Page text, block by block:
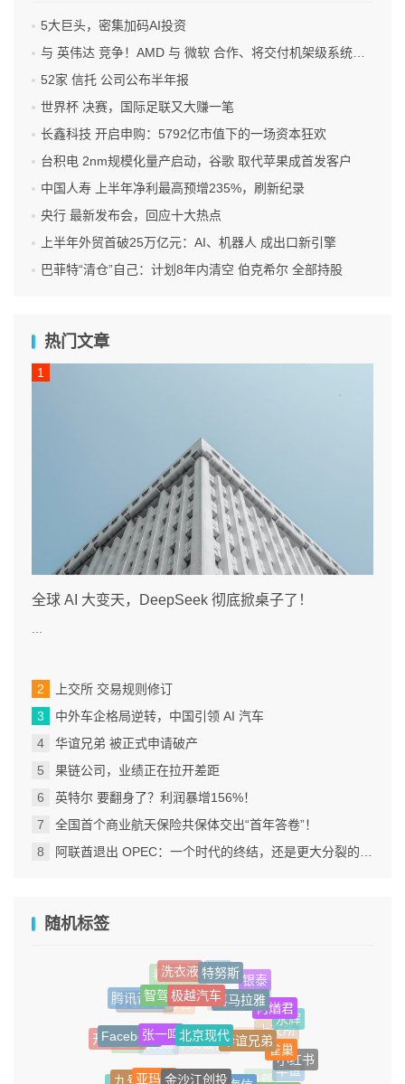
5大巨头，密集加码AI投资
与 英伟达 竞争！AMD 与 微软 合作、将交付机架级系统Helios
52家 信托 公司公布半年报
世界杯 决赛，国际足联又大赚一笔
长鑫科技 开启申购：5792亿市值下的一场资本狂欢
台积电 2nm规模化量产启动，谷歌 取代苹果成首发客户
中国人寿 上半年净利最高预增235%，刷新纪录
央行 最新发布会，回应十大热点
上半年外贸首破25万亿元：AI、机器人 成出口新引擎
巴菲特“清仓”自己：计划8年内清空 伯克希尔 全部持股
热门文章
全球 AI 大变天，DeepSeek 彻底掀桌子了！
上交所 交易规则修订
中外车企格局逆转，中国引领 AI 汽车
华谊兄弟 被正式申请破产
果链公司，业绩正在拉开差距
英特尔 要翻身了？利润暴增156%！
全国首个商业航天保险共保体交出“首年答卷”！
阿联酋退出 OPEC：一个时代的终结，还是更大分裂的开始？
随机标签
PPI
春秋航空
洗衣液 特努斯
银泰
建行
播客
影石
小鹏汽车
腾讯音乐
智驾极越汽车喜马拉雅
何煪君
永辉
上交所
范思哲
平安银行
Costa
酒旅
开云集团
Facebook
张一鸣
华谊兄弟
雀巢
小红书
华谊
九号
亚玛芬
海信